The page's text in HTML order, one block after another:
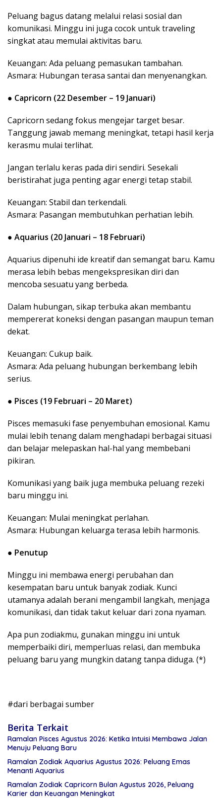
Peluang bagus datang melalui relasi sosial dan
komunikasi. Minggu ini juga cocok untuk traveling
singkat atau memulai aktivitas baru.
Keuangan: Ada peluang pemasukan tambahan.
Asmara: Hubungan terasa santai dan menyenangkan.
● Capricorn (22 Desember – 19 Januari)
Capricorn sedang fokus mengejar target besar.
Tanggung jawab memang meningkat, tetapi hasil kerja
kerasmu mulai terlihat.
Jangan terlalu keras pada diri sendiri. Sesekali
beristirahat juga penting agar energi tetap stabil.
Keuangan: Stabil dan terkendali.
Asmara: Pasangan membutuhkan perhatian lebih.
● Aquarius (20 Januari – 18 Februari)
Aquarius dipenuhi ide kreatif dan semangat baru. Kamu
merasa lebih bebas mengekspresikan diri dan
mencoba sesuatu yang berbeda.
Dalam hubungan, sikap terbuka akan membantu
mempererat koneksi dengan pasangan maupun teman
dekat.
Keuangan: Cukup baik.
Asmara: Ada peluang hubungan berkembang lebih
serius.
● Pisces (19 Februari – 20 Maret)
Pisces memasuki fase penyembuhan emosional. Kamu
mulai lebih tenang dalam menghadapi berbagai situasi
dan belajar melepaskan hal-hal yang membebani
pikiran.
Komunikasi yang baik juga membuka peluang rezeki
baru minggu ini.
Keuangan: Mulai meningkat perlahan.
Asmara: Hubungan keluarga terasa lebih harmonis.
● Penutup
Minggu ini membawa energi perubahan dan
kesempatan baru untuk banyak zodiak. Kunci
utamanya adalah berani mengambil langkah, menjaga
komunikasi, dan tidak takut keluar dari zona nyaman.
Apa pun zodiakmu, gunakan minggu ini untuk
memperbaiki diri, memperluas relasi, dan membuka
peluang baru yang mungkin datang tanpa diduga. (*)
#dari berbagai sumber
Berita Terkait
Ramalan Pisces Agustus 2026: Ketika Intuisi Membawa Jalan
Menuju Peluang Baru
Ramalan Zodiak Aquarius Agustus 2026: Peluang Emas
Menanti Aquarius
Ramalan Zodiak Capricorn Bulan Agustus 2026, Peluang
Karier dan Keuangan Meningkat